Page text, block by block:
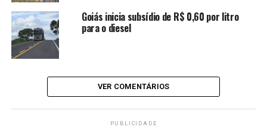
serviços públicos no Norte de
Goiás
“Giselle”
Fica 2026 inicia processo seletivo
para apresentações artísticas e
culturais
Goiás inicia subsídio de R$ 0,60 por litro
para o diesel
VER COMENTÁRIOS
PUBLICIDADE